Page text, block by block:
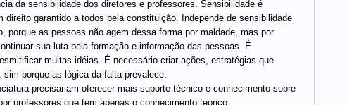
da sensibilidade dos diretores e professores. Sensibilidade é
garantido a todos pela constituição. Independe de sensibilidade
as pessoas não agem dessa forma por maldade, mas por
sua luta pela formação e informação das pessoas. É
muitas idéias. É necessário criar ações, estratégias que
porque as lógica da falta prevalece.
precisariam oferecer mais suporte técnico e conhecimento sobre
professores que tem apenas o conhecimento teórico.